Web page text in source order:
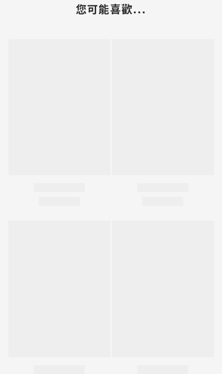
您可能喜歡...